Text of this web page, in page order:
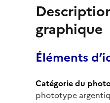
graphique
Éléments
Catégorie du
phototype